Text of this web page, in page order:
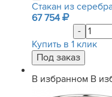
Стакан из
67 754
-
Купить в 1 клик
В избранном В